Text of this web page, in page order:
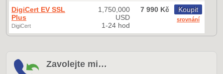
DigiCert EV SSL
Plus
DigiCert
1,750,000
USD
1-24 hod
7 990 Kč Koupit
srovnání
Zavolejte mi…